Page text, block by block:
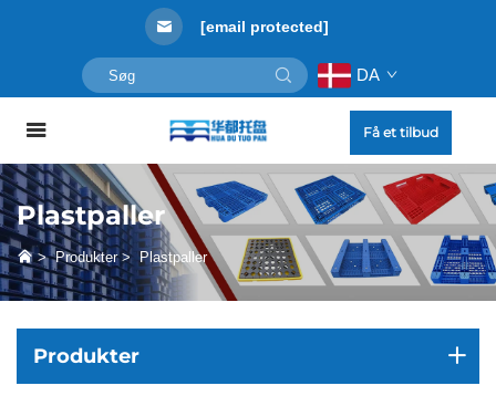
[email protected]
DA
Få et tilbud
Plastpaller
>Produkter>Plastpaller
Produkter